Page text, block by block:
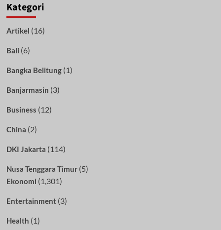
Kategori
Artikel (16)
Bali (6)
Bangka Belitung(1)
Banjarmasin (3)
Business (12)
China (2)
DKI Jakarta (114)
Nusa Tenggara Timur(5)
Ekonomi (1,301)
Entertainment(3)
Health (1)